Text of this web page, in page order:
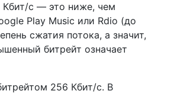
Кбит/c — это ниже, чем
Play Music или Rdio (до
сжатия потока, а значит,
битрейт означает
256 Кбит/с. В